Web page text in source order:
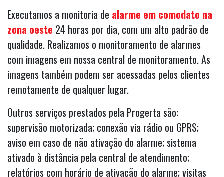
Executamos a monitoria de alarme em comodato na
zona oeste 24 horas por dia, com um alto padrão de
qualidade. Realizamos o monitoramento de alarmes
com imagens em nossa central de monitoramento. As
imagens também podem ser acessadas pelos clientes
remotamente de qualquer lugar.
Outros serviços prestados pela Progerta são:
supervisão motorizada; conexão via rádio ou GPRS;
aviso em caso de não ativação do alarme; sistema
ativado à distância pela central de atendimento;
relatórios com horário de ativação do alarme; visitas